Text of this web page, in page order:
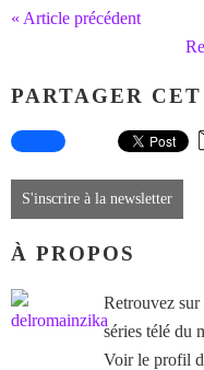
« Article précédent
PARTAGER
S'inscrire à la newsletter
À PROPOS
Retrouvez
séries télé du
Voir le profil